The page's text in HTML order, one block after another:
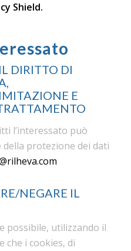
Shield.
DIRITTO DI
E
l’interessato può
protezione dei dati
NEGARE IL
possibile, utilizzando il
che i cookies, di